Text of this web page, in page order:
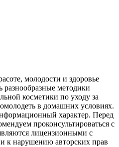
молодости и здоровье
разнообразные методики
косметики по уходу за
в домашних условиях.
характер. Перед
проконсультироваться с
лицензионными с
к нарушению авторских прав